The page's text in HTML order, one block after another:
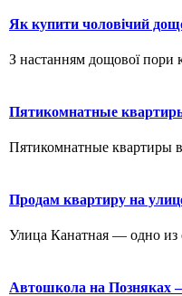
Як купити чоловічий
З настанням дощової пори
Пятикомнатные
Пятикомнатные квартиры
Продам квартиру на
Улица Канатная — одно из
Автошкола на Позняках –